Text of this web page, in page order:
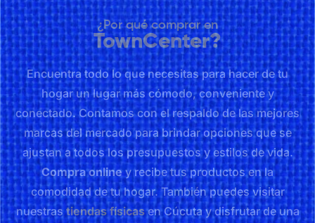
¿Por qué comprar en
TownCenter?
Encuentra todo lo que necesitas para hacer de tu
hogar un lugar más cómodo, conveniente y
conectado. Contamos con el respaldo de las mejores
marcas del mercado para brindar opciones que se
ajustan a todos los presupuestos y estilos de vida.
Compra onliney recibe tus productos en la
comodidad de tu hogar. También puedes visitar
nuestrastiendas físicas en Cúcuta y disfrutar de una